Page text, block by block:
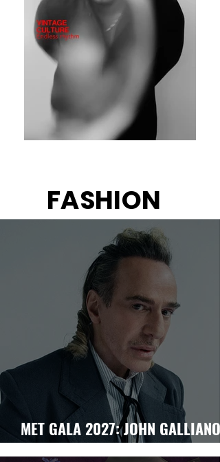
FASHION
MET GALA 2027: JOHN GALLIANO
es el problema